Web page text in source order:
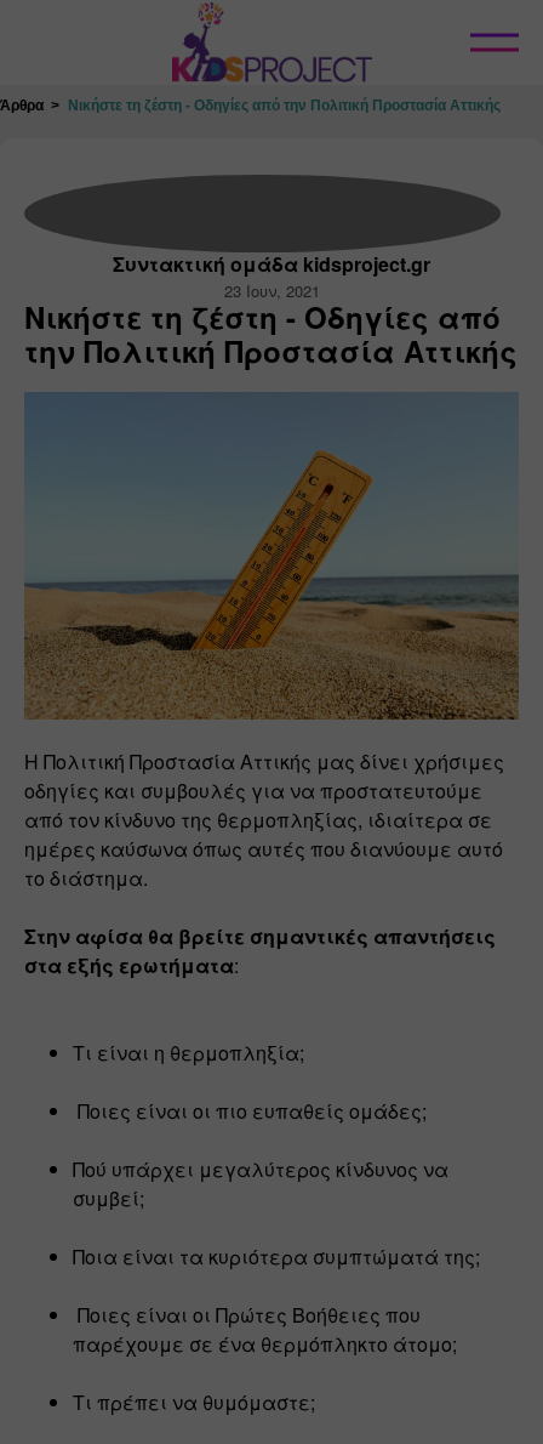
Κλείσιμο
Άρθρα Νικήστε τη ζέστη - Οδηγίες από την Πολιτική Προστασία Αττικής
Συντακτική ομάδα kidsproject.gr
23 Ιουν, 2021
Νικήστε τη ζέστη - Οδηγίες από
την Πολιτική Προστασία Αττικής
Η Πολιτική Προστασία Αττικής μας δίνει χρήσιμες
οδηγίες και συμβουλές για να προστατευτούμε
από τον κίνδυνο της θερμοπληξίας, ιδιαίτερα σε
ημέρες καύσωνα όπως αυτές που διανύουμε αυτό
το διάστημα.
Στην αφίσα θα βρείτε σημαντικές απαντήσεις
στα εξής ερωτήματα:
Τι είναι η θερμοπληξία;
Ποιες είναι οι πιο ευπαθείς ομάδες;
Πού υπάρχει μεγαλύτερος κίνδυνος να
συμβεί;
Ποια είναι τα κυριότερα συμπτώματά της;
παρέχουμε σε ένα θερμόπληκτο άτομο;
Τι πρέπει να θυμόμαστε;